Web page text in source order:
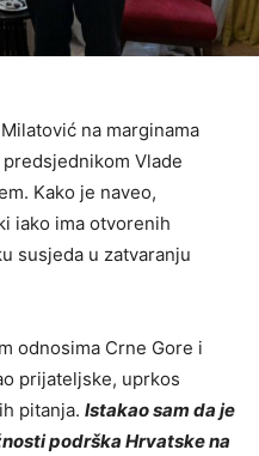
na marginama
Vlade
Kako je naveo,
iako ima otvorenih
susjeda u zatvaranju
odnosima Crne Gore i
prijateljske, uprkos
pitanja. Istakao sam da je
podrška Hrvatske na